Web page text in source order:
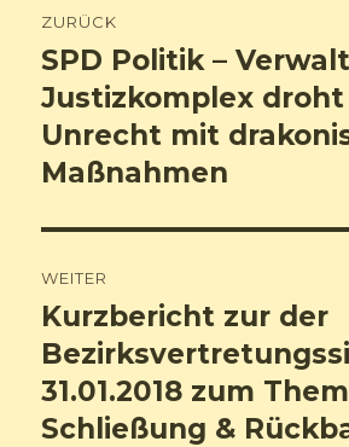
ZURÜCK
Vorheriger
Beitrag:
SPD Politik –
Justizkomplex droht
Unrecht mit
Maßnahmen
WEITER
Nächster
Beitrag:
Kurzbericht zur der
31.01.2018 zum
Schließung &